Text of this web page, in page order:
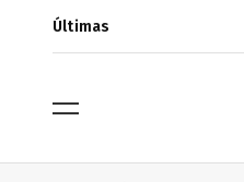
Últimas